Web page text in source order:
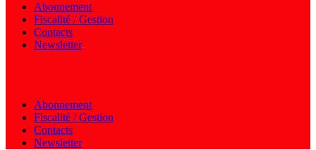
Abonnement
Fiscalité / Gestion
Contacts
Newsletter
Abonnement
Fiscalité / Gestion
Contacts
Newsletter